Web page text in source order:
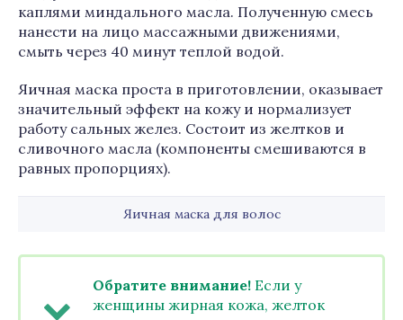
каплями миндального масла. Полученную смесь
нанести на лицо массажными движениями,
смыть через 40 минут теплой водой.
Яичная маска проста в приготовлении, оказывает
значительный эффект на кожу и нормализует
работу сальных желез. Состоит из желтков и
сливочного масла (компоненты смешиваются в
равных пропорциях).
Яичная маска для волос
Обратите внимание! Если у
женщины жирная кожа, желток